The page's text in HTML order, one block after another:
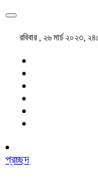
রবিবার , ২৬ মার্চ ২০২৩,
প্রচ্ছদ